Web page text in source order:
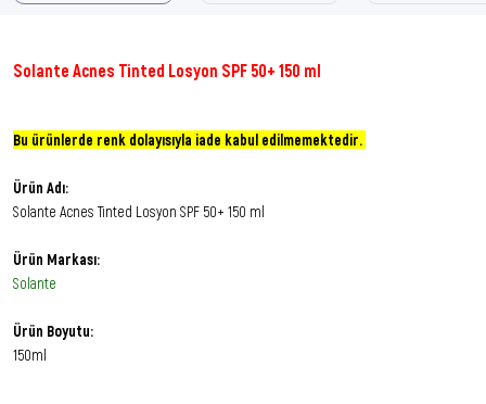
Solante Acnes Tinted Losyon SPF 50+ 150 ml
Bu ürünlerde renk dolayısıyla iade kabul edilmemektedir. ​
Ürün Adı:
Solante Acnes Tinted Losyon SPF 50+ 150 ml
Ürün Markası:
Solante
Ürün Boyutu:
150ml